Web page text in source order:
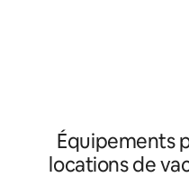
être acheté pour 300 SEK.
pouvez facilement vous
équipements sont disponibles.
Équipements
locations de